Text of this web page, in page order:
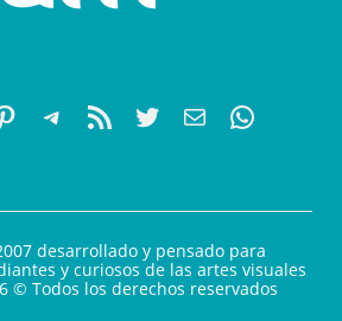
desarrollado y pensado para
y curiosos de las artes visuales
© Todos los derechos reservados